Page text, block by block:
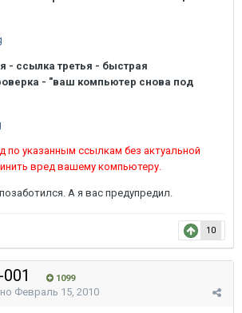
- ссылка третья - быстрая
- "ваш компьютер снова под
по указанным ссылкам без актуальной
вред вашему компьютеру.
А я вас предупредил.
10
1099
Февраль 15, 2010